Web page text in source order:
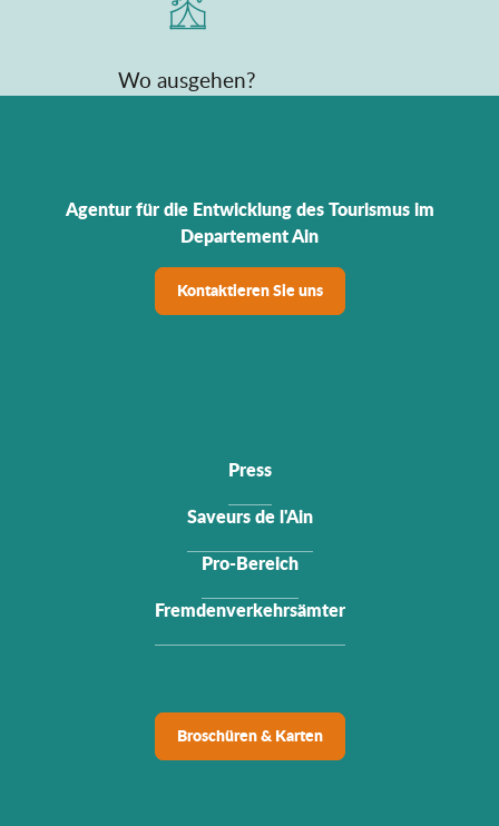
Wo ausgehen?
Agentur für die Entwicklung des Tourismus im
Departement Ain
Kontaktieren Sie uns
Press
Saveurs de l'Ain
Pro-Bereich
Fremdenverkehrsämter
Broschüren & Karten